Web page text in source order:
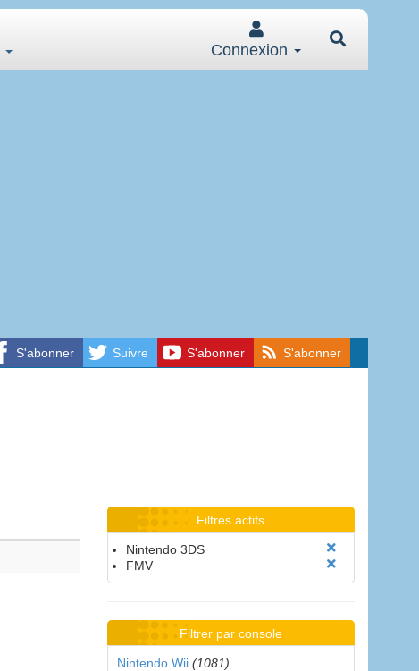
Connexion
S'abonner Suivre S'abonner S'abonner
Filtres actifs
Nintendo 3DS
FMV
Filtrer par console
Nintendo Wii (1081)